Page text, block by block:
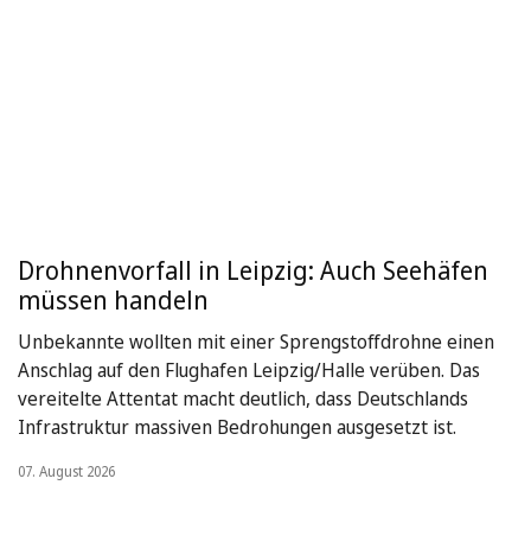
Drohnenvorfall in Leipzig: Auch Seehäfen
müssen handeln
Unbekannte wollten mit einer Sprengstoffdrohne einen
Anschlag auf den Flughafen Leipzig/Halle verüben. Das
vereitelte Attentat macht deutlich, dass Deutschlands
Infrastruktur massiven Bedrohungen ausgesetzt ist.
07. August 2026